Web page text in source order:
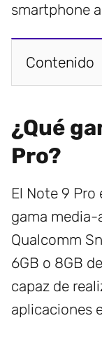
smartphone
Contenido
¿Qué
Pro?
El Note 9
gama media-
Qualcomm
6GB o 8GB
capaz de
aplicaciones